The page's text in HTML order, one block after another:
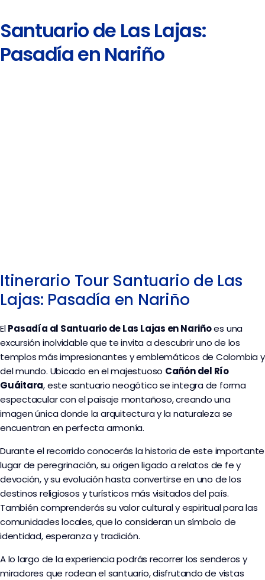
Santuario de Las Lajas:
Pasadía en Nariño
Itinerario Tour Santuario de Las
Lajas: Pasadía en Nariño
ElPasadía al Santuario de Las Lajas en Nariñoes una
excursión inolvidable que te invita a descubrir uno de los
templos más impresionantes y emblemáticos de Colombia y
del mundo. Ubicado en el majestuoso Cañón del Río
Guáitara, este santuario neogótico se integra de forma
espectacular con el paisaje montañoso, creando una
imagen única donde la arquitectura y la naturaleza se
encuentran en perfecta armonía.
Durante el recorrido conocerás la historia de este importante
lugar de peregrinación, su origen ligado a relatos de fe y
devoción, y su evolución hasta convertirse en uno de los
destinos religiosos y turísticos más visitados del país.
También comprenderás su valor cultural y espiritual para las
comunidades locales, que lo consideran un símbolo de
identidad, esperanza y tradición.
A lo largo de la experiencia podrás recorrer los senderos y
miradores que rodean el santuario, disfrutando de vistas